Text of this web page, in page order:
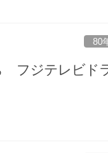
80
ジテレビド